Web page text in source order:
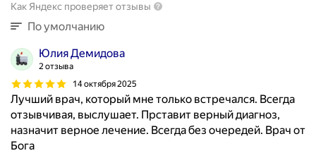
Как Яндекс проверяет отзывы
По умолчанию
Юлия Демидова
2 отзыва
14 октября 2025
Лучший врач, который мне только встречался. Всегда
отзывчивая, выслушает. Прставит верный диагноз,
назначит верное лечение. Всегда без очередей. Врач от
Бога